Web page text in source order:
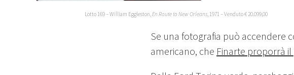
Lotto 169 – William Eggleston,En Route to New Orleans, 1971 – Venduto € 20.099,00
Se una fotografia può accendere
americano, che Finarte proporrà